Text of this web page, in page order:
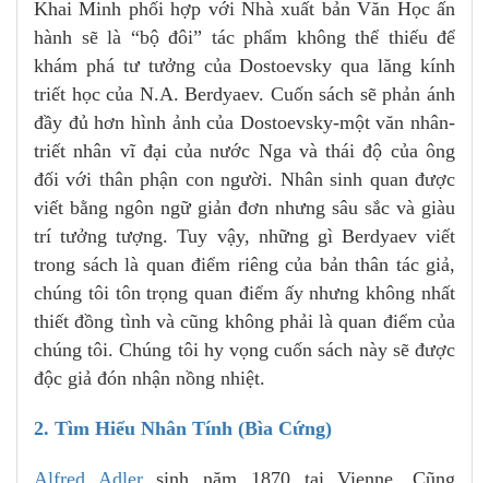
Khai Minh phối hợp với Nhà xuất bản Văn Học ấn
hành sẽ là “bộ đôi” tác phẩm không thể thiếu để
khám phá tư tưởng của Dostoevsky qua lăng kính
triết học của N.A. Berdyaev. Cuốn sách sẽ phản ánh
đầy đủ hơn hình ảnh của Dostoevsky-một văn nhân-
triết nhân vĩ đại của nước Nga và thái độ của ông
đối với thân phận con người. Nhân sinh quan được
viết bằng ngôn ngữ giản đơn nhưng sâu sắc và giàu
trí tưởng tượng. Tuy vậy, những gì Berdyaev viết
trong sách là quan điểm riêng của bản thân tác giả,
chúng tôi tôn trọng quan điểm ấy nhưng không nhất
thiết đồng tình và cũng không phải là quan điểm của
chúng tôi. Chúng tôi hy vọng cuốn sách này sẽ được
độc giả đón nhận nồng nhiệt.
2. Tìm Hiểu Nhân Tính (Bìa Cứng)
Alfred Adlersinh năm 1870 tại Vienne. Cũng